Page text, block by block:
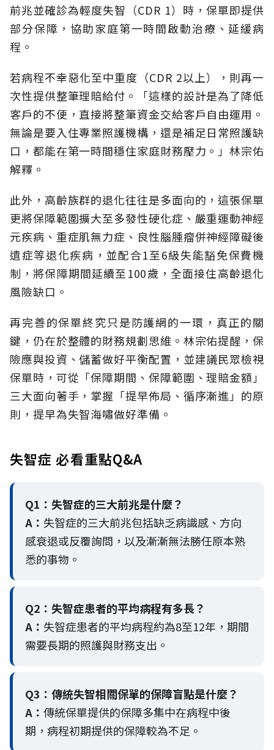
前兆並確診為輕度失智（CDR 1）時，保單即提供
部分保障，協助家庭第一時間啟動治療、延緩病
程。
若病程不幸惡化至中重度（CDR 2以上），則再一
次性提供整筆理賠給付。「這樣的設計是為了降低
客戶的不便，直接將整筆資金交給客戶自由運用。
無論是要入住專業照護機構，還是補足日常照護缺
口，都能在第一時間穩住家庭財務壓力。」林宗佑
解釋。
此外，高齡族群的退化往往是多面向的，這張保單
更將保障範圍擴大至多發性硬化症、嚴重運動神經
元疾病、重症肌無力症、良性腦腫瘤併神經障礙後
遺症等退化疾病，並配合1至6級失能豁免保費機
制，將保障期間延續至100歲，全面接住高齡退化
風險缺口。
再完善的保單終究只是防護網的一環，真正的關
鍵，仍在於整體的財務規劃思維。 林宗佑提醒，保
險應與投資、儲蓄做好平衡配置，並建議民眾檢視
保單時，可從「保障期間、保障範圍、理賠金額」
三大面向著手，掌握「提早佈局、循序漸進」的原
則，提早為失智海嘯做好準備。
失智症 必看重點Q&A
Q1：失智症的三大前兆是什麼？
A： 失智症的三大前兆包括缺乏病識感、方向
感衰退或反覆詢問，以及漸漸無法勝任原本熟
悉的事物。
Q2： 失智症患者的平均病程有多長？
A： 失智症患者的平均病程約為8至12年，期間
需要長期的照護與財務支出。
Q3： 傳統失智相關保單的保障盲點是什麼？
A： 傳統保單提供的保障多集中在病程中後
期，病程初期提供的保障較為不足。